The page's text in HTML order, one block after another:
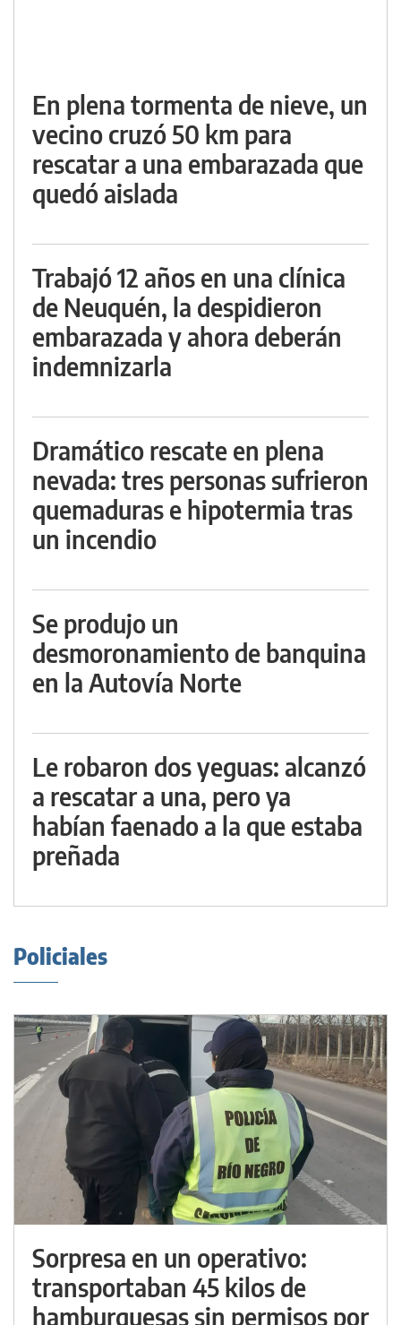
En plena tormenta de nieve, un
vecino cruzó 50 km para
rescatar a una embarazada que
quedó aislada
Trabajó 12 años en una clínica
de Neuquén, la despidieron
embarazada y ahora deberán
indemnizarla
Dramático rescate en plena
nevada: tres personas sufrieron
quemaduras e hipotermia tras
un incendio
Se produjo un
desmoronamiento de banquina
en la Autovía Norte
Le robaron dos yeguas: alcanzó
a rescatar a una, pero ya
habían faenado a la que estaba
preñada
Policiales
Sorpresa en un operativo:
transportaban 45 kilos de
hamburguesas sin permisos por